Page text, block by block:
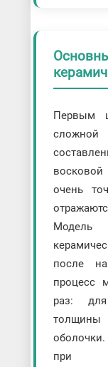
Первым
очень
Модель
после
процесс
раз:
толщины
при